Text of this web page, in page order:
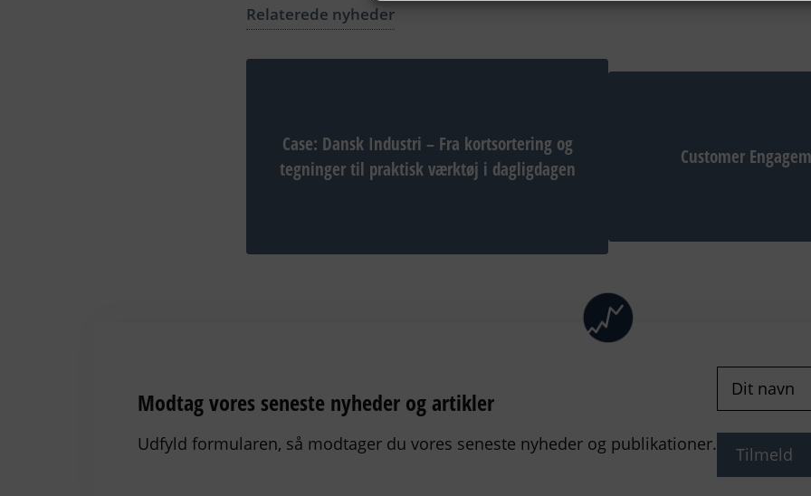
Relaterede nyheder
Case: Dansk Industri – Fra kortsortering og
tegninger til praktisk værktøj i dagligdagen
Customer
Modtag vores seneste nyheder og artikler
Udfyld formularen, så modtager du vores seneste nyheder og publikationer.
Navn